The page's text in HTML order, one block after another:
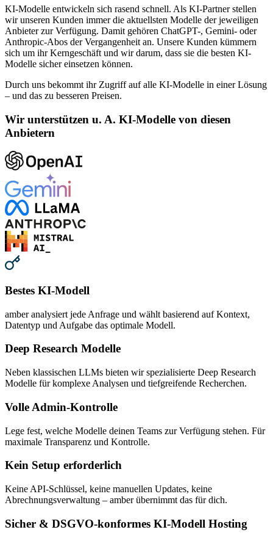
KI-Modelle entwickeln sich rasend schnell. Als KI-Partner stellen
wir unseren Kunden immer die aktuellsten Modelle der jeweiligen
Anbieter zur Verfügung. Damit gehören ChatGPT-, Gemini- oder
Anthropic-Abos der Vergangenheit an. Unsere Kunden kümmern
sich um ihr Kerngeschäft und wir darum, dass sie die besten KI-
Modelle sicher einsetzen können.
Durch uns bekommt ihr Zugriff auf alle KI-Modelle in einer Lösung
– und das zu besseren Preisen.
Wir unterstützen u. A. KI-Modelle von diesen
Anbietern
Bestes KI-Modell
amber analysiert jede Anfrage und wählt basierend auf Kontext,
Datentyp und Aufgabe das optimale Modell.
Deep Research Modelle
Neben klassischen LLMs bieten wir spezialisierte Deep Research
Modelle für komplexe Analysen und tiefgreifende Recherchen.
Volle Admin-Kontrolle
Lege fest, welche Modelle deinen Teams zur Verfügung stehen. Für
maximale Transparenz und Kontrolle.
Kein Setup erforderlich
Keine API-Schlüssel, keine manuellen Updates, keine
Abrechnungsverwaltung – amber übernimmt das für dich.
Sicher & DSGVO-konformes KI-Modell Hosting